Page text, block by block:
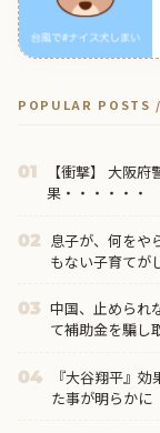
POPULAR POSTS /
01
【衝撃】 大阪
果・・・・・・
02
息子が、何をや
もない子育てが
03 中国、止められ
て補助金を騙し
04
『大谷翔平』
た事が明らかに